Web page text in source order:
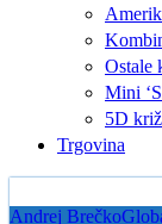
Ostale
Mini
5D
Trgovina
Andrej Brečko